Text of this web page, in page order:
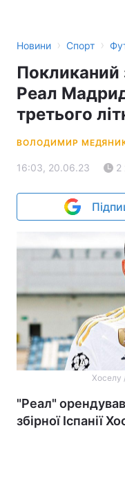
Новини › Спорт ›
Покликаний
Реал
третього
ВОЛОДИМИР
16:03, 20.06.23 2
Хоселу
"Реал"
збірної Іспанії